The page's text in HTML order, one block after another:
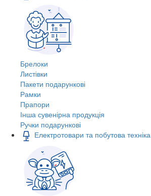
Брелоки
Листівки
Пакети подарункові
Рамки
Прапори
Інша сувенірна продукція
Ручки подарункові
Електротовари та побутова техніка